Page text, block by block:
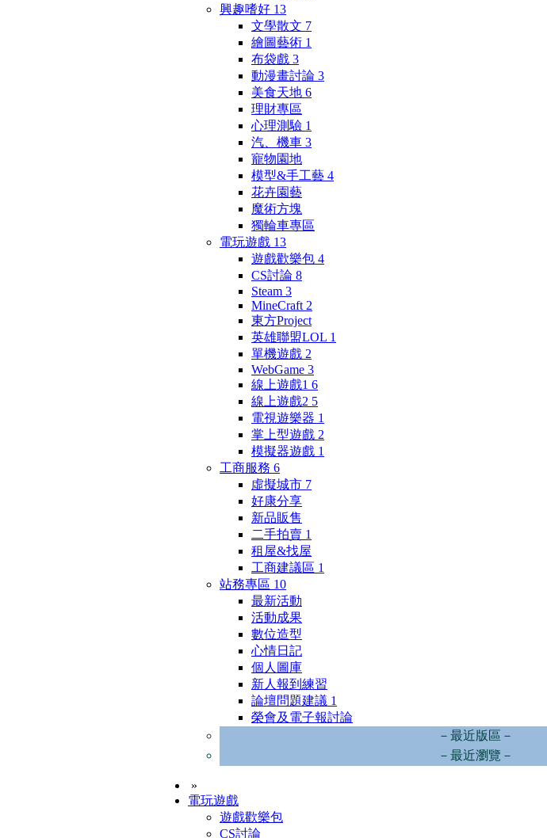
興趣嗜好 13
文學散文 7
繪圖藝術 1
布袋戲 3
動漫畫討論 3
美食天地 6
理財專區
心理測驗 1
汽、機車 3
寵物園地
模型&手工藝 4
花卉園藝
魔術方塊
獨輪車專區
電玩遊戲 13
遊戲歡樂包 4
CS討論 8
Steam 3
MineCraft 2
東方Project
英雄聯盟LOL 1
單機遊戲 2
WebGame 3
線上遊戲1 6
線上遊戲2 5
電視遊樂器 1
掌上型遊戲 2
模擬器遊戲 1
工商服務 6
虛擬城市 7
好康分享
新品販售
二手拍賣 1
租屋&找屋
工商建議區 1
站務專區 10
最新活動
活動成果
數位造型
心情日記
個人圖庫
新人報到練習
論壇問題建議 1
榮會及電子報討論
－最近版區－
－最近瀏覽－
»
電玩遊戲
遊戲歡樂包
CS討論